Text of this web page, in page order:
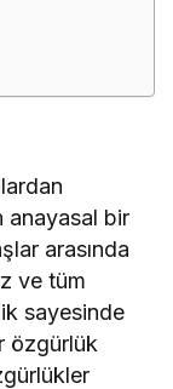
anayasal bir
arasında
ve tüm
sayesinde
özgürlük